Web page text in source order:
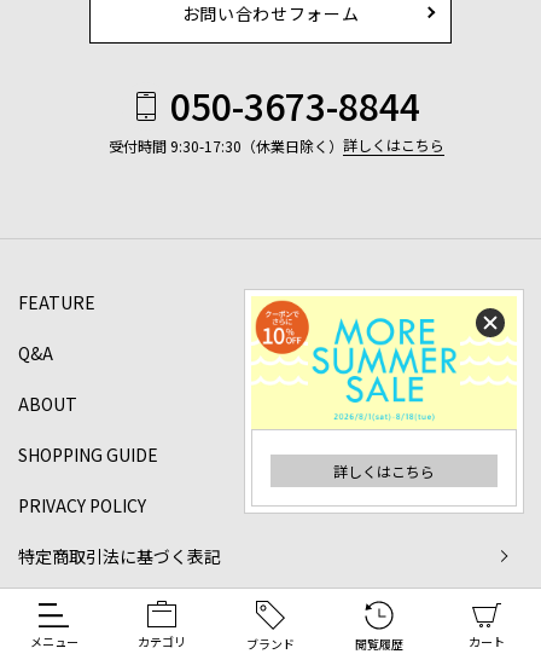
詳しくはこちら
メニュー カテゴリ ブランド 閲覧履歴 カート
お問い合わせフォーム
050-3673-8844
受付時間 9:30-17:30（休業日除く） 詳しくはこちら
FEATURE
Q&A
ABOUT
SHOPPING GUIDE
PRIVACY POLICY
特定商取引法に基づく表記
©2024 DANJO Co.,ltd All rights reserved.